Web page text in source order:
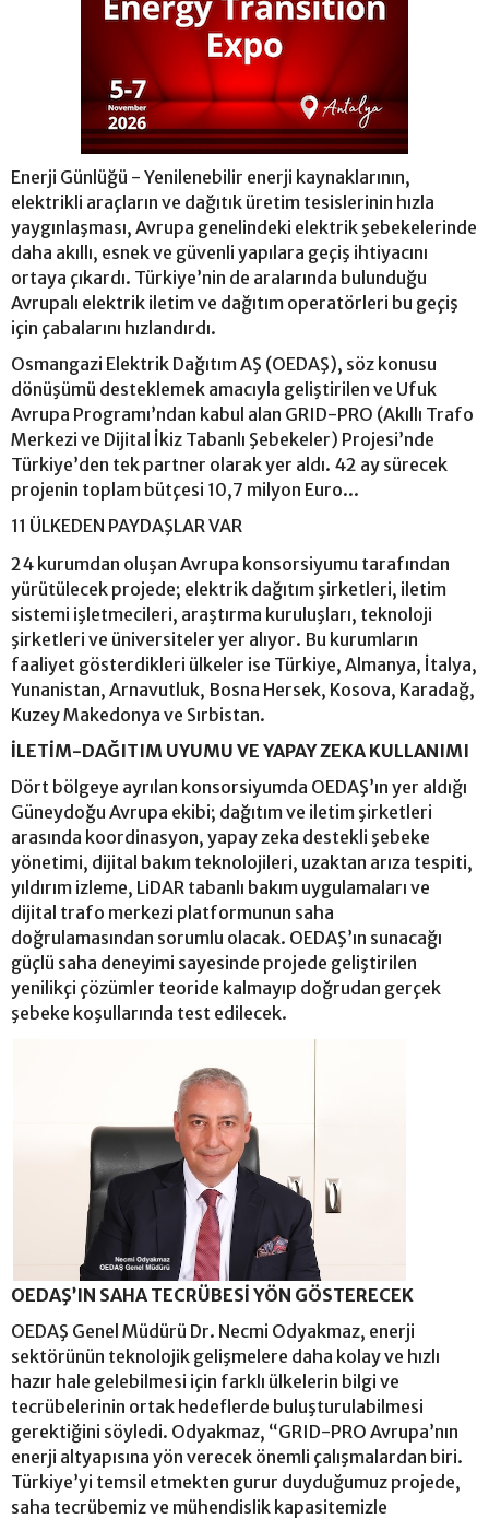
Enerji Günlüğü - Yenilenebilir enerji kaynaklarının,
elektrikli araçların ve dağıtık üretim tesislerinin hızla
yaygınlaşması, Avrupa genelindeki elektrik şebekelerinde
daha akıllı, esnek ve güvenli yapılara geçiş ihtiyacını
ortaya çıkardı. Türkiye’nin de aralarında bulunduğu
Avrupalı elektrik iletim ve dağıtım operatörleri bu geçiş
için çabalarını hızlandırdı.
Osmangazi Elektrik Dağıtım AŞ (OEDAŞ), söz konusu
dönüşümü desteklemek amacıyla geliştirilen ve Ufuk
Avrupa Programı’ndan kabul alan GRID-PRO (Akıllı Trafo
Merkezi ve Dijital İkiz Tabanlı Şebekeler) Projesi’nde
Türkiye’den tek partner olarak yer aldı. 42 ay sürecek
projenin toplam bütçesi 10,7 milyon Euro...
11 ÜLKEDEN PAYDAŞLAR VAR
24 kurumdan oluşan Avrupa konsorsiyumu tarafından
yürütülecek projede; elektrik dağıtım şirketleri, iletim
sistemi işletmecileri, araştırma kuruluşları, teknoloji
şirketleri ve üniversiteler yer alıyor. Bu kurumların
faaliyet gösterdikleri ülkeler ise Türkiye, Almanya, İtalya,
Yunanistan, Arnavutluk, Bosna Hersek, Kosova, Karadağ,
Kuzey Makedonya ve Sırbistan.
İLETİM-DAĞITIM UYUMU VE YAPAY ZEKA KULLANIMI
Dört bölgeye ayrılan konsorsiyumda OEDAŞ’ın yer aldığı
Güneydoğu Avrupa ekibi; dağıtım ve iletim şirketleri
arasında koordinasyon, yapay zeka destekli şebeke
yönetimi, dijital bakım teknolojileri, uzaktan arıza tespiti,
yıldırım izleme, LiDAR tabanlı bakım uygulamaları ve
dijital trafo merkezi platformunun saha
doğrulamasından sorumlu olacak. OEDAŞ’ın sunacağı
güçlü saha deneyimi sayesinde projede geliştirilen
yenilikçi çözümler teoride kalmayıp doğrudan gerçek
şebeke koşullarında test edilecek.
OEDAŞ’IN SAHA TECRÜBESİ YÖN GÖSTERECEK
OEDAŞ Genel Müdürü Dr. Necmi Odyakmaz, enerji
sektörünün teknolojik gelişmelere daha kolay ve hızlı
hazır hale gelebilmesi için farklı ülkelerin bilgi ve
tecrübelerinin ortak hedeflerde buluşturulabilmesi
gerektiğini söyledi. Odyakmaz, “GRID-PRO Avrupa’nın
enerji altyapısına yön verecek önemli çalışmalardan biri.
Türkiye’yi temsil etmekten gurur duyduğumuz projede,
saha tecrübemiz ve mühendislik kapasitemizle